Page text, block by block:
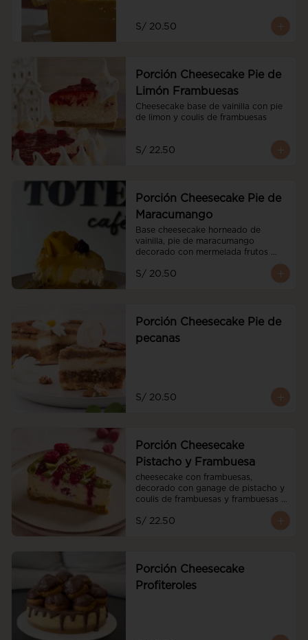
S/ 20.50
Porción Cheesecake Pie de
Limón Frambuesas
Cheesecake base de vainilla con pie
de limon y coulis de frambuesas
S/ 22.50
Porción Cheesecake Pie de
Maracumango
Base cheesecake horneado de
vainilla, pie de maracumango
decorado con mermelada frutos
S/ 20.50
Porción Cheesecake Pie de
pecanas
S/ 20.50
Porción Cheesecake
Pistacho y Frambuesa
cheesecake con frambuesas,
decorado con ganage de pistacho y
coulis de frambuesas y frambuesas
S/ 22.50
Porción Cheesecake
Profiteroles